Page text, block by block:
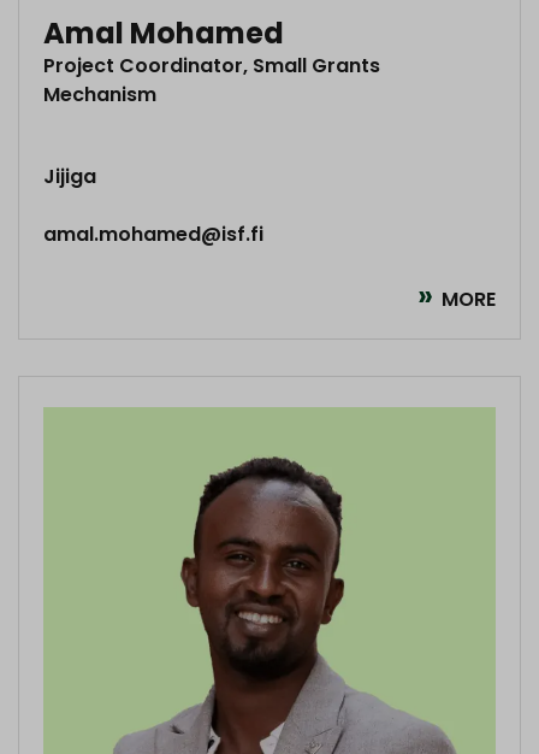
Amal Mohamed
Project Coordinator, Small Grants
Mechanism
Jijiga
amal.mohamed@isf.fi
MORE